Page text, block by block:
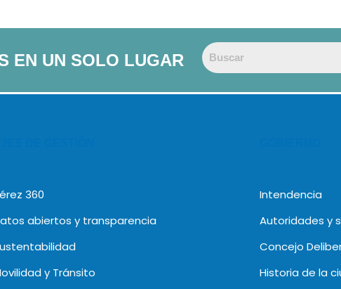
EN UN SOLO LUGAR
360
abiertos y transparencia
y Tránsito
Intendencia
Autoridades y
Concejo
Historia de la